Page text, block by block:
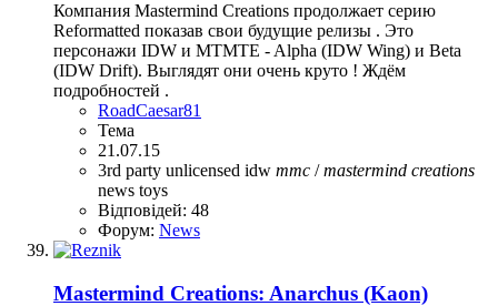
Компания Mastermind Creations продолжает серию
Reformatted показав свои будущие релизы . Это
персонажи IDW и MTMTE - Alpha (IDW Wing) и Beta
(IDW Drift). Выглядят они очень круто ! Ждём
подробностей .
RoadCaesar81
Тема
21.07.15
3rd party unlicensed idw mmc /mastermind creations
news toys
Відповідей: 48
Форум: News
Mastermind Creations: Anarchus (Kaon)